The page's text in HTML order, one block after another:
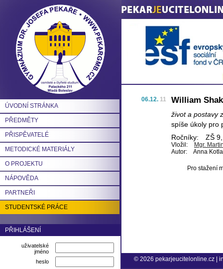
ÚVODNÍ STRÁNKA
PŘEDMĚTY
PŘISPĚVATELÉ
METODICKÉ MATERIÁLY
O PROJEKTU
NÁPOVĚDA
PARTNEŘI
STUDENTSKÉ PRÁCE
PŘIHLÁŠENÍ
uživatelské
jméno
heslo
06.12. 11 William
život a postavy
spíše úkoly pro
Ročníky:
ZŠ
Vložil:
Mgr.
Autor:
Anna
Pro stažení
© 2026 pekarjeucitelonline.cz